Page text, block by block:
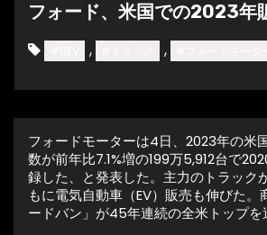
フォード、米国での2023年
, ,
フォードモーターは4日、2023年の米
数が前年比7.1%増の199万5,912台で
録した、と発表した。主力のトラック
もに電気自動車（EV）販売も伸びた。
ードバン」が45年連続の全米トップを